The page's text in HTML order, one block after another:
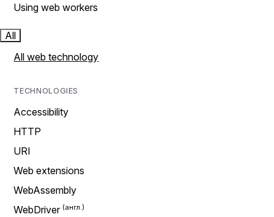
Using web workers
All
All web technology
TECHNOLOGIES
Accessibility
HTTP
URI
Web extensions
WebAssembly
WebDriver